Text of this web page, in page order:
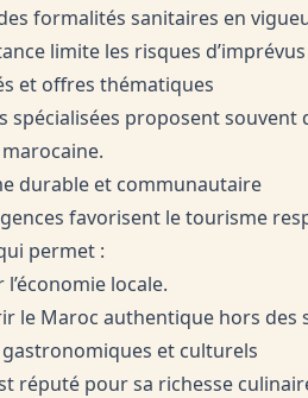
formalités sanitaires en
limite les risques
et offres thématiques
spécialisées proposent
durable et communautaire
favorisent le tourisme
permet :
locale.
le Maroc authentique hors des
gastronomiques et culturels
réputé pour sa richesse